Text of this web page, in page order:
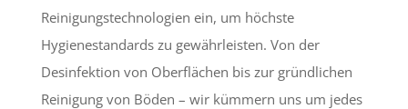
Reinigungstechnologien ein, um höchste
Hygienestandards zu gewährleisten. Von der
Desinfektion von Oberflächen bis zur gründlichen
Reinigung von Böden – wir kümmern uns um jedes